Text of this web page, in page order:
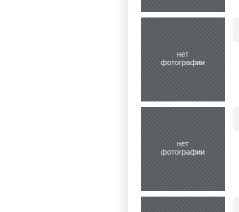
нет
фотографии
нет
фотографии